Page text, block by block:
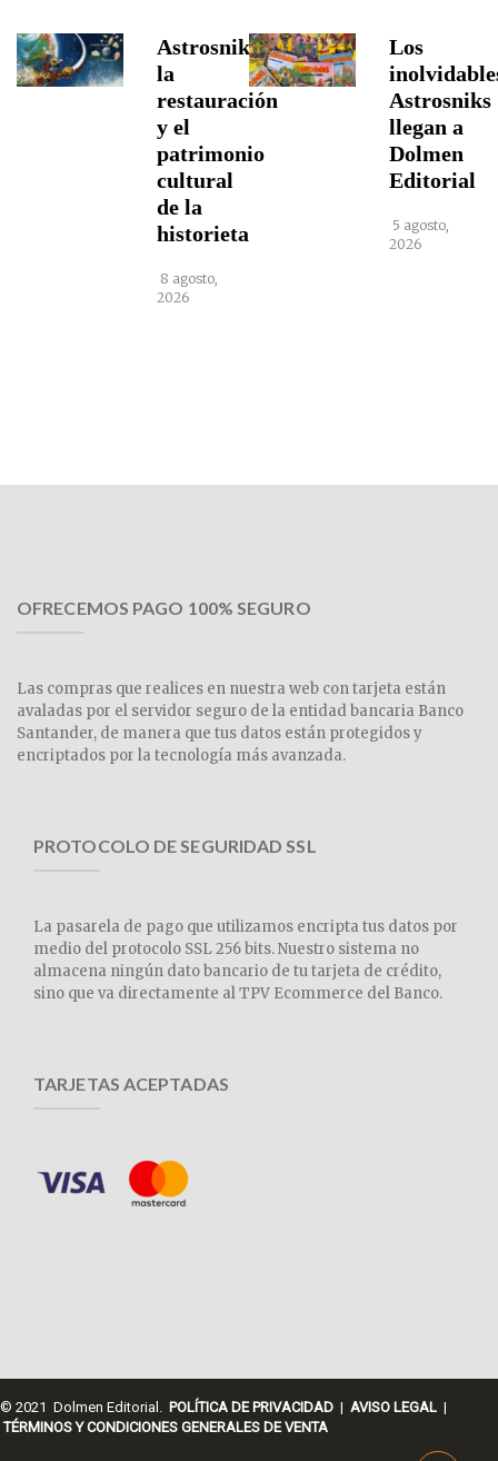
Astrosniks,
la
restauración
y el
patrimonio
cultural
de la
historieta
8 agosto,
2026
Los
Astrosniks
llegan a
Dolmen
Editorial
5 agosto,
2026
OFRECEMOS PAGO 100% SEGURO
Las compras que realices en nuestra web con tarjeta están
avaladas por el servidor seguro de la entidad bancaria Banco
Santander, de manera que tus datos están protegidos y
encriptados por la tecnología más avanzada.
PROTOCOLO DE SEGURIDAD SSL
La pasarela de pago que utilizamos encripta tus datos por
medio del protocolo SSL 256 bits. Nuestro sistema no
almacena ningún dato bancario de tu tarjeta de crédito,
sino que va directamente al TPV Ecommerce del Banco.
TARJETAS ACEPTADAS
© 2021 Dolmen Editorial. POLÍTICA DE PRIVACIDAD | AVISO LEGAL |
TÉRMINOS Y CONDICIONES GENERALES DE VENTA